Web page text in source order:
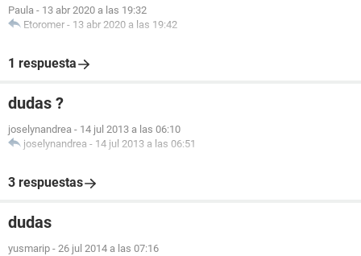
Paula - 13 abr 2020 a las 19:32
Etoromer - 13 abr 2020 a las 19:42
1 respuesta
dudas ?
joselynandrea - 14 jul 2013 a las 06:10
joselynandrea - 14 jul 2013 a las 06:51
3 respuestas
dudas
yusmarip - 26 jul 2014 a las 07:16